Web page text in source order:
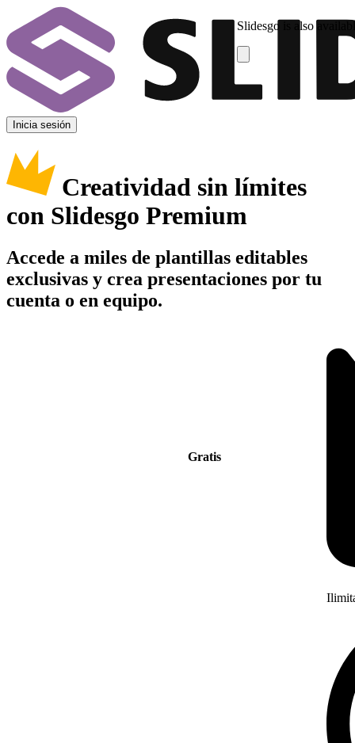
Slidesgo is also
Inicia sesión
Creatividad sin límites
con Slidesgo Premium
Accede a miles de plantillas editables
exclusivas y crea presentaciones por tu
cuenta o en equipo.
Gratis